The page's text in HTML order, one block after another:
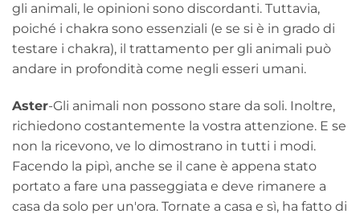
gli animali, le opinioni sono discordanti. Tuttavia,
poiché i chakra sono essenziali (e se si è in grado di
testare i chakra), il trattamento per gli animali può
andare in profondità come negli esseri umani.
Aster-Gli animali non possono stare da soli. Inoltre,
richiedono costantemente la vostra attenzione. E se
non la ricevono, ve lo dimostrano in tutti i modi.
Facendo la pipì, anche se il cane è appena stato
portato a fare una passeggiata e deve rimanere a
casa da solo per un'ora. Tornate a casa e sì, ha fatto di